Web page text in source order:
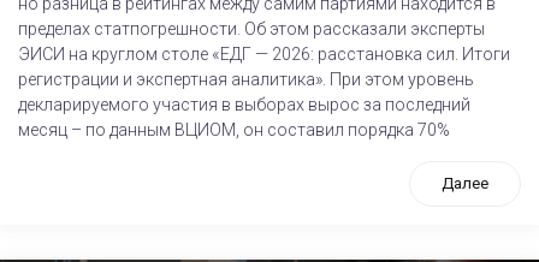
пределах статпогрешности. Об этом рассказали эксперты
ЭИСИ на круглом столе «ЕДГ — 2026: расстановка сил. Итоги
регистрации и экспертная аналитика». При этом уровень
декларируемого участия в выборах вырос за последний
месяц – по данным ВЦИОМ, он составил порядка 70%
Далее